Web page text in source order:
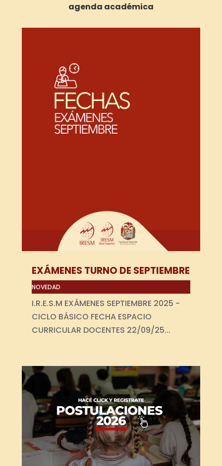
agenda académica
EXÁMENES TURNO DE SEPTIEMBRE
NOVEDAD
I.R.E.S.M EXÁMENES SEPTIEMBRE 2025 -
CICLO BÁSICO FECHA ESPACIO
CURRICULAR DOCENTES 22/09/25...